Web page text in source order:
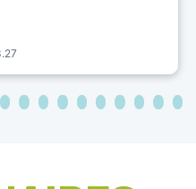
13 14 15 16 17 18 19 20